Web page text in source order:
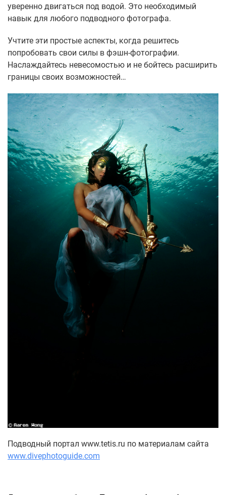
уверенно двигаться под водой. Это необходимый
навык для любого подводного фотографа.
Учтите эти простые аспекты, когда решитесь
попробовать свои силы в фэшн-фотографии.
Наслаждайтесь невесомостью и не бойтесь расширить
границы своих возможностей…
Подводный портал www.tetis.ru по материалам сайта
www.divephotoguide.com